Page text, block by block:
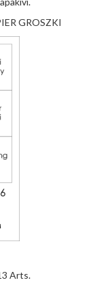
GROSZKI
Arts.